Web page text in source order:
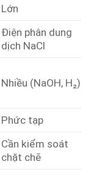
Lớn
Điện phân dung
dịch NaCl
Nhiều (NaOH, H₂)
Phức tạp
Cần kiểm soát
chặt chẽ